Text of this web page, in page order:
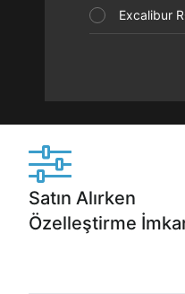
Excalibur
Satın Alırken
Özelleştirme